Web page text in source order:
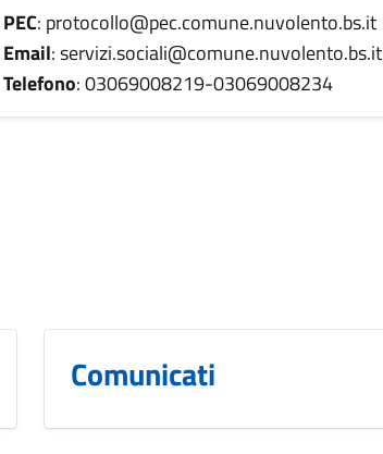
PEC: protocollo@pec.comune.nuvolento.bs.it
Email: servizi.sociali@comune.nuvolento.bs.it
Telefono: 03069008219-03069008234
Comunicati